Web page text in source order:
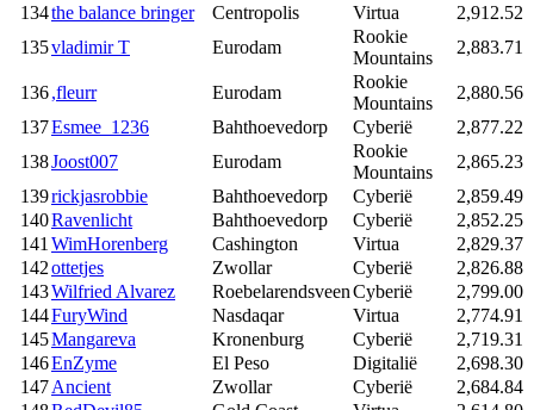
134the balance bringer Centropolis Virtua
2,912.52
135vladimir T Eurodam
Rookie
Mountains
2,883.71
136,fleurr Eurodam
Rookie
Mountains
2,880.56
137Esmee_1236 Bahthoevedorp Cyberië
2,877.22
138Joost007 Eurodam
Rookie
Mountains
2,865.23
139rickjasrobbie Bahthoevedorp Cyberië
2,859.49
140Ravenlicht Bahthoevedorp Cyberië
2,852.25
141 WimHorenberg Cashington Virtua
2,829.37
142ottetjes Zwollar Cyberië
2,826.88
143Wilfried Alvarez RoebelarendsveenCyberië
2,799.00
144FuryWind Nasdaqar Virtua
2,774.91
145Mangareva Kronenburg Cyberië
2,719.31
146EnZyme El Peso Digitalië
2,698.30
147Ancient Zwollar Cyberië
2,684.84